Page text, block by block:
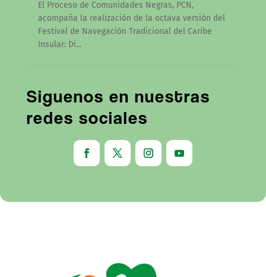
El Proceso de Comunidades Negras, PCN,
acompaña la realización de la octava versión del
Festival de Navegación Tradicional del Caribe
Insular: Di...
Siguenos en nuestras
redes sociales